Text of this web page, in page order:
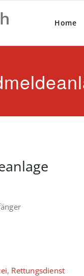
Home
, Rettungsdienst